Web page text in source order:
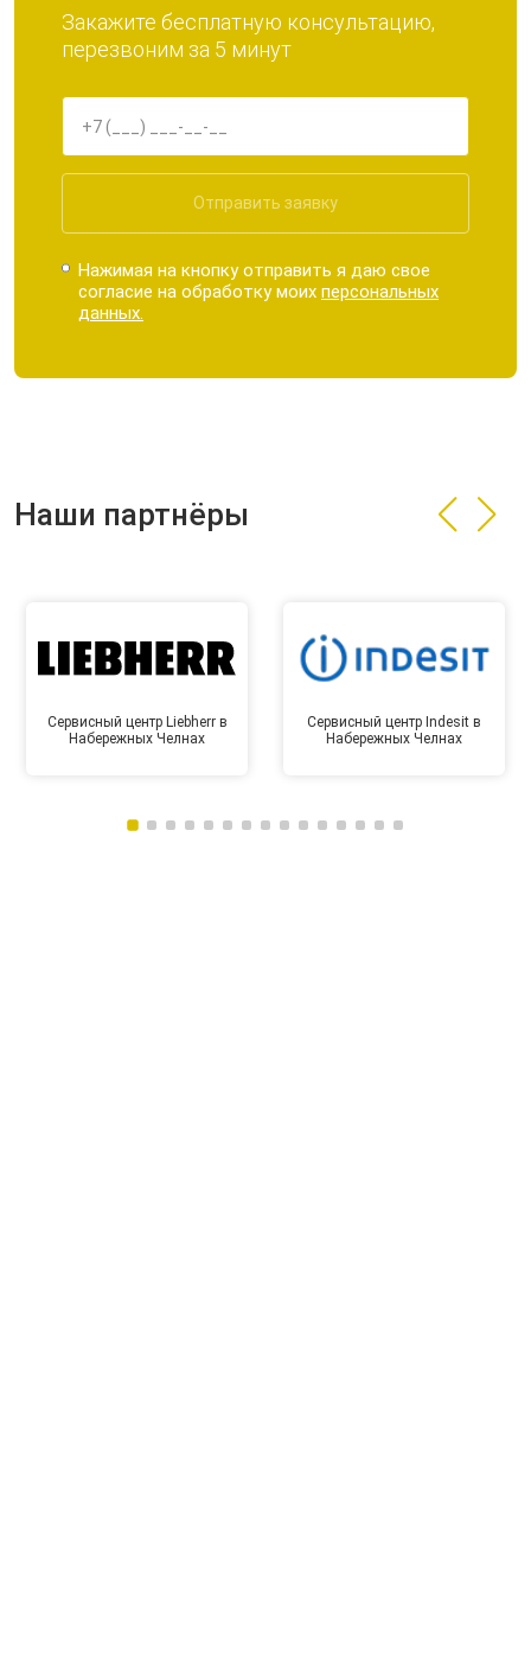
Закажите бесплатную консультацию,
перезвоним за 5 минут
Отправить заявку
Нажимая на кнопку отправить я даю свое
согласие на обработку моих персональных
данных.
Наши партнёры
Сервисный центр Liebherr в
Набережных Челнах
Сервисный центр Indesit в
Набережных Челнах